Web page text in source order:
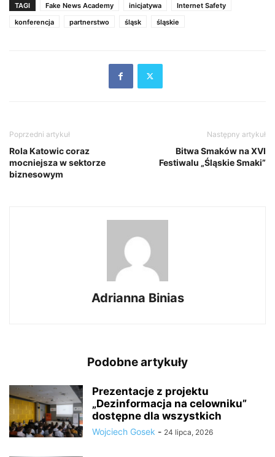
TAGI Fake News Academy inicjatywa
Internet Safety
konferencja
partnerstwo śląsk śląskie
Poprzedni artykuł
Rola Katowic coraz
mocniejsza w sektorze
biznesowym
Następny artykuł
Bitwa Smaków na XVI
Festiwalu „Śląskie Smaki”
Adrianna Binias
Podobne artykuły
Prezentacje z projektu
„Dezinformacja na celowniku”
dostępne dla wszystkich
Wojciech Gosek - 24 lipca, 2026